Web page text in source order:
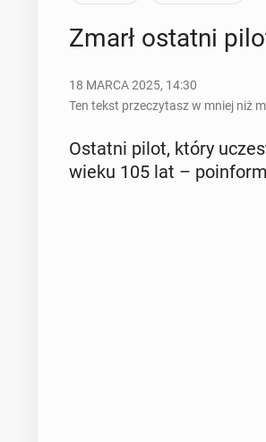
Zmarł ostatni
18 MARCA 2025, 14:30
Ten tekst przeczytasz w mniej niż
Ostatni pilot, który
wieku 105 lat –